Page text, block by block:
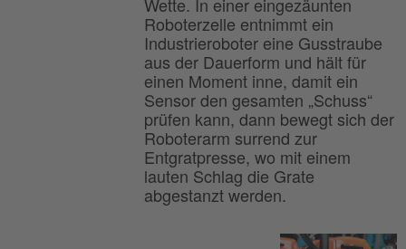
Wette. In einer eingezäunten
Roboterzelle entnimmt ein
Industrieroboter eine Gusstraube
aus der Dauerform und hält für
einen Moment inne, damit ein
Sensor den gesamten „Schuss“
prüfen kann, dann bewegt sich der
Roboterarm surrend zur
Entgratpresse, wo mit einem
lauten Schlag die Grate
abgestanzt werden.